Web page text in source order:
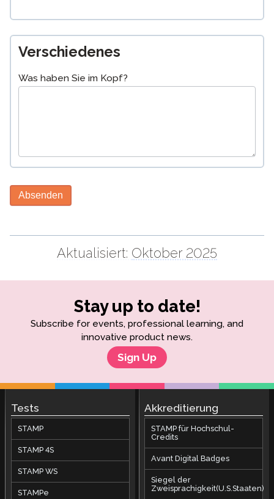
Verschiedenes
Was haben Sie im Kopf?
Absenden
Aktualisiert: Oktober 2025
Stay up to date!
Subscribe for events, professional learning, and
innovative product news.
Sign Up
Tests
STAMP
STAMP 4S
STAMP WS
STAMPe
Akkreditierung
STAMP für Hochschul-
Credits
Avant Digital Badges
Siegel der
Zweisprachigkeit(U.S.Staaten)